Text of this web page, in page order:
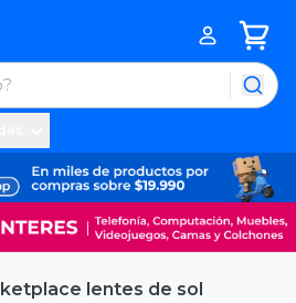
lentes de sol